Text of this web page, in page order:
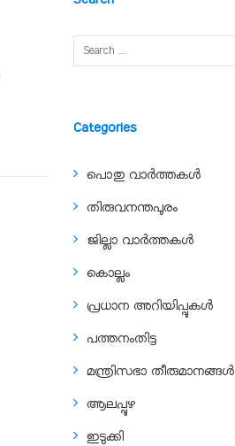
Categories
പൊതു വാർത്തകൾ
തിരുവനന്തപുരം
ജില്ലാ വാർത്തകൾ
കൊല്ലം
പ്രധാന അറിയിപ്പുകൾ
പത്തനംതിട്ട
മന്ത്രിസഭാ തീരുമാനങ്ങൾ
ആലപ്പുഴ
ഇടുക്കി